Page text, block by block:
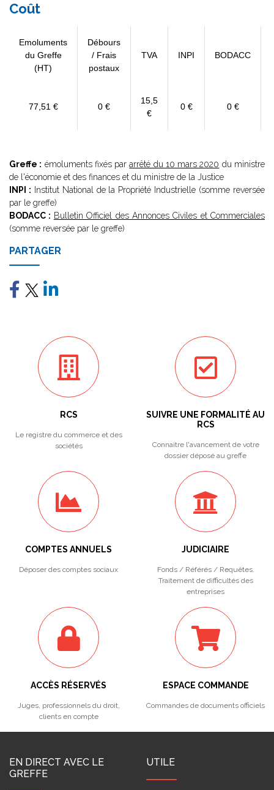
Coût
Emoluments
du Greffe
(HT)
Débours
/ Frais
postaux
TVA INPI BODACC
77,51 € 0 €
15,5
€
0 € 0 €
Greffe : émoluments fixés pararrêté du 10 mars 2020 du ministre
de l'économie et des finances et du ministre de la Justice
INPI : Institut National de la Propriété Industrielle (somme reversée
par le greffe)
BODACC : Bulletin Officiel des Annonces Civiles et Commerciales
(somme reversée par le greffe)
PARTAGER
RCS
Le registre du commerce et des
sociétés
SUIVRE UNE FORMALITÉ AU
RCS
Connaitre l'avancement de votre
dossier déposé au greffe
COMPTES ANNUELS
Déposer des comptes sociaux
JUDICIAIRE
Fonds / Référés / Requêtes.
Traitement de difficultés des
entreprises
ACCÈS RÉSERVÉS
Juges, professionnels du droit,
clients en compte
ESPACE COMMANDE
Commandes de documents officiels
EN DIRECT AVEC LE
GREFFE
UTILE